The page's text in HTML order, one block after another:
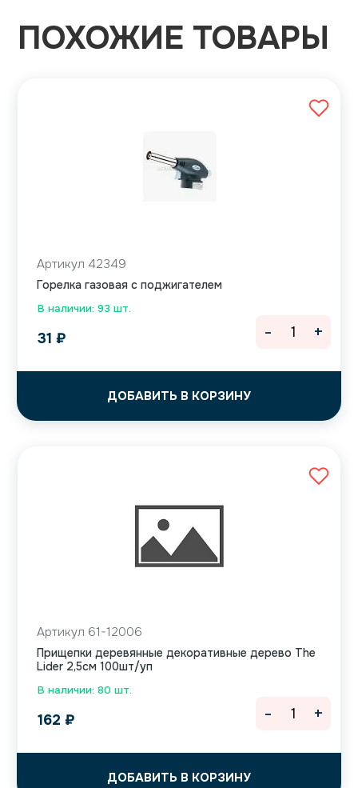
ПОХОЖИЕ ТОВАРЫ
В наличии: 93 шт.
Артикул 42349
Горелка газовая с поджигателем
31 ₽
ДОБАВИТЬ В КОРЗИНУ
- +
В наличии: 80 шт.
Артикул 61-12006
Прищепки деревянные декоративные дерево The
Lider 2,5см 100шт/уп
162 ₽
ДОБАВИТЬ В КОРЗИНУ
- +